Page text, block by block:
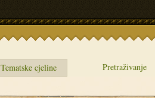
Tematske cjeline Pretraživanje